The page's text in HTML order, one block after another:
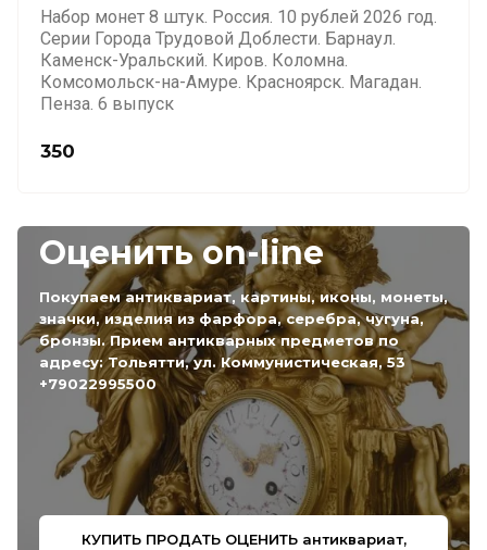
Набор монет 8 штук. Россия. 10 рублей 2026 год.
Серии Города Трудовой Доблести. Барнаул.
Каменск-Уральский. Киров. Коломна.
Комсомольск-на-Амуре. Красноярск. Магадан.
Пенза. 6 выпуск
350
Оценить on-line
Покупаем антиквариат, картины, иконы, монеты,
значки, изделия из фарфора, серебра, чугуна,
бронзы. Прием антикварных предметов по
адресу: Тольятти, ул. Коммунистическая, 53
+79022995500
КУПИТЬ ПРОДАТЬ ОЦЕНИТЬ антиквариат,